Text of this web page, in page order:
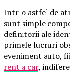
Intr-o astfel de
sunt simple
definitorii ale
primele lucruri
eveniment auto,
rent a car,